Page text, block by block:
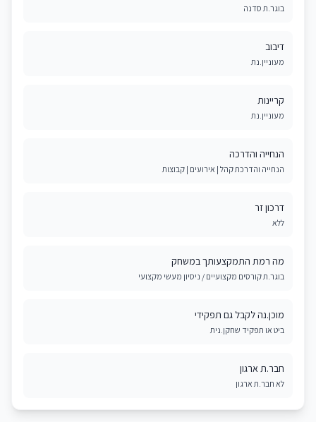
בוגר.ת סדנה
דיבוב
מעוניין.נת
קריינות
מעוניין.נת
הנחייה והדרכה
הנחייה והדרכת קהל | אירועים | קבוצות
דרכון זר
ללא
מה רמת התמקצעותך במשחק
בוגר.ת קורסים מקצועיים / ניסיון מעשי מקצועי
מוכן.נה לקבל גם תפקידי
ביט או תפקיד שחקן.נית
חבר.ת ארגון
לא חבר.ת ארגון